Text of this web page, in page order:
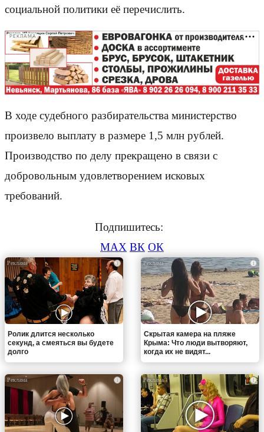
социальной политики её перечислить.
РЕКЛАМА
В ходе судебного разбирательства министерство
произвело выплату в размере 1,5 млн рублей.
Производство по делу прекращено в связи с
добровольным удовлетворением исковых
требований.
Подпишитесь:
MAX ВК ОК
i
Ролик длится несколько
секунд, а смеяться вы будете
долго
i
Скрытая камера на пляже
Крыма: Что люди вытворяют,
когда их не видят...
i i